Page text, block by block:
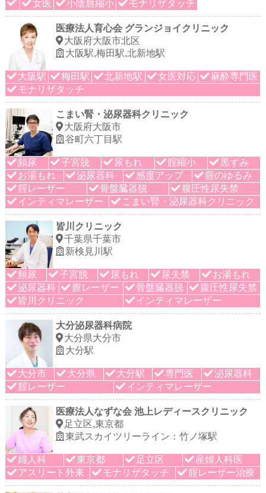
女医 小陰唇縮小 モナリザタッチ
医療法人育心会 グランジョイクリニック
大阪府大阪市北区
大阪駅,梅田駅,北新地駅
大阪駅 梅田駅 北新地駅 女医対応
麻酔専門医
モナリザタッチ
こまい腎・泌尿器科クリニック
大阪府大阪市
谷町六丁目駅
頻尿 子宮脱 尿もれ 腟縮小
黒ずみ
お湯もれ
泌尿器科 感度アップ
腟のゆるみ
腟レーザー
骨盤臓器脱
腹圧性尿失禁
インティマレーザー
こまい腎・泌尿器科クリニック
皆川クリニック
千葉県千葉市
新検見川駅
頻尿 子宮脱 尿もれ 尿失禁
お湯もれ
泌尿器科
膣レーザー 骨盤臓器脱
腹圧性尿失禁
皆川クリニック
インティマレーザー
大分泌尿器科病院
大分県大分市
大分駅
大分市 大分県 大分駅 専門医
泌尿器科
腟レーザー
インティマレーザー
医療法人なずな会 池上レディースクリニック
足立区,東京都
東武スカイツリーライン：竹ノ塚駅
婦人科 東京都 足立区
産婦人科医
アスリート外来
モナリザタッチ 腟レーザー治療